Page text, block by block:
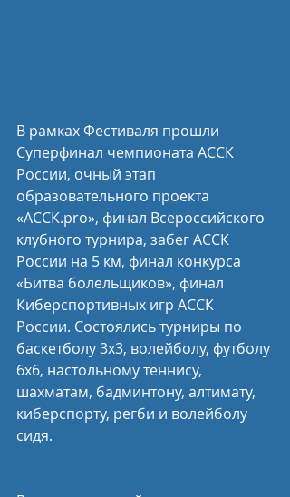
В рамках Фестиваля прошли
Суперфинал чемпионата АССК
России, очный этап
образовательного проекта
«АССК.pro», финал Всероссийского
клубного турнира, забег АССК
России на 5 км, финал конкурса
«Битва болельщиков», финал
Киберспортивных игр АССК
России. Состоялись турниры по
баскетболу 3х3, волейболу, футболу
6х6, настольному теннису,
шахматам, бадминтону, алтимату,
киберспорту, регби и волейболу
сидя.